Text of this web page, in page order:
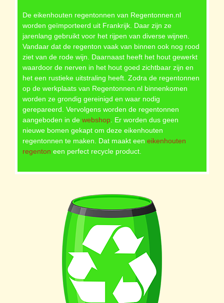
De eikenhouten regentonnen van Regentonnen.nl
worden geïmporteerd uit Frankrijk. Daar zijn ze
jarenlang gebruikt voor het rijpen van diverse wijnen.
Vandaar dat de regenton vaak van binnen ook nog rood
ziet van de rode wijn. Daarnaast heeft het hout gewerkt
waardoor de nerven in het hout goed zichtbaar zijn en
het een rustieke uitstraling heeft. Zodra de regentonnen
op de werkplaats van Regentonnen.nl binnenkomen
worden ze grondig gereinigd en waar nodig
gerepareerd. Vervolgens worden de regentonnen
aangeboden in de webshop. Er worden dus geen
nieuwe bomen gekapt om deze eikenhouten
regentonnen te maken. Dat maakt een eikenhouten
regenton een perfect recycle product.